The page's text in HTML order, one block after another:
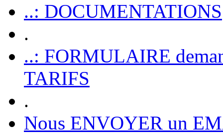
..: DOCUMENTATIONS
.
..: FORMULAIRE
TARIFS
.
Nous ENVOYER un